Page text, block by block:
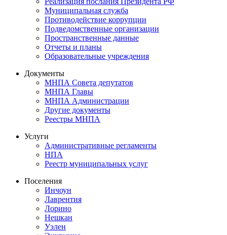
Муниципальная служба
Противодействие коррупции
Подведомственные организации
Пространственные данные
Отчеты и планы
Образовательные учреждения
Документы
МНПА Совета депутатов
МНПА Главы
МНПА Администрации
Другие документы
Реестры МНПА
Услуги
Административные регламенты
НПА
Реестр муниципальных услуг
Поселения
Инчоун
Лаврентия
Лорино
Нешкан
Уэлен